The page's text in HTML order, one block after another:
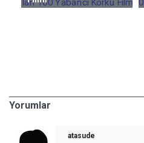
Yorumlar
atasude